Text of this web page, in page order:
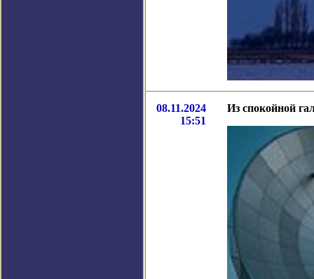
08.11.2024
15:51
Из спокойной